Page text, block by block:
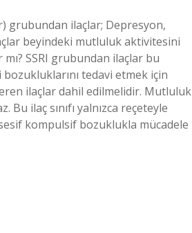
grubundan ilaçlar; Depresyon,
beyindeki mutluluk aktivitesini
SSRI grubundan ilaçlar bu
tedavi etmek için
ilaçlar dahil edilmelidir. Mutluluk
ilaç sınıfı yalnızca reçeteyle
kompulsif bozuklukla mücadele